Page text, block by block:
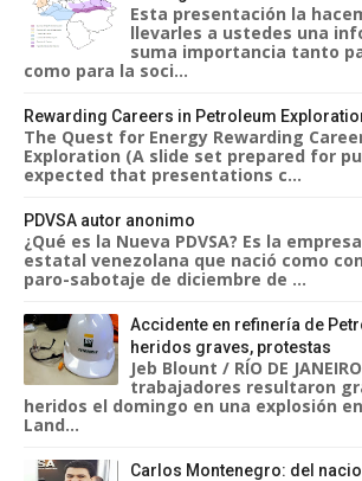
Esta presentación la
llevarles a ustedes una
suma importancia tanto
como para la soci...
Rewarding Careers in Petroleum
The Quest for Energy Rewarding
Exploration (A slide set prepared for
expected that presentations c...
PDVSA autor anonimo
¿Qué es la Nueva PDVSA? Es la
estatal venezolana que nació como
paro-sabotaje de diciembre de ...
Accidente en refinería de
heridos graves, protestas
Jeb Blount / RÍO DE
trabajadores resultaron
heridos el domingo en una explosión
Land...
Carlos Montenegro: del